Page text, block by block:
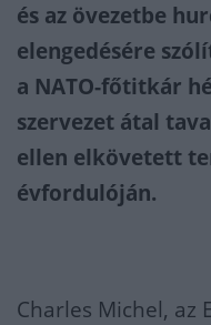
és az övezetbe
elengedésére
a NATO-főtitkár
szervezet átal
ellen elkövetett
évfordulóján.
Charles Michel, az